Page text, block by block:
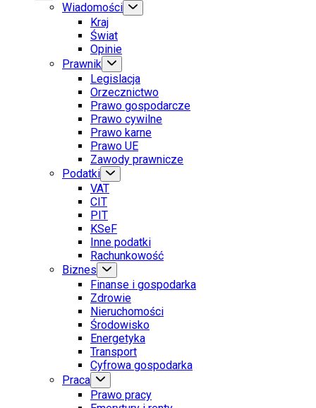
Wiadomości
Kraj
Świat
Opinie
Prawnik
Legislacja
Orzecznictwo
Prawo gospodarcze
Prawo cywilne
Prawo karne
Prawo UE
Zawody prawnicze
Podatki
VAT
CIT
PIT
KSeF
Inne podatki
Rachunkowość
Biznes
Finanse i gospodarka
Zdrowie
Nieruchomości
Środowisko
Energetyka
Transport
Cyfrowa gospodarka
Praca
Prawo pracy